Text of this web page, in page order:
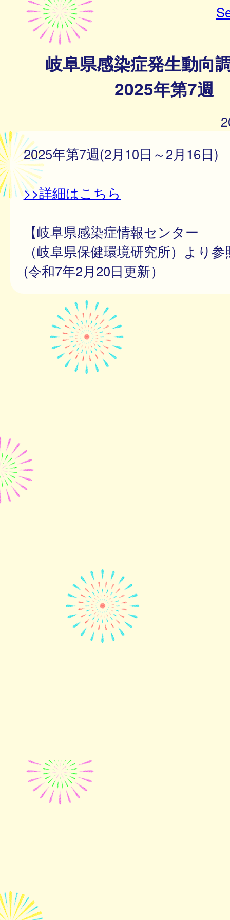
岐阜県感染症発生動向
2025年第7週
2025年第7週(2月10日～2月16日)
>>詳細はこちら
【岐阜県感染症情報センター
（岐阜県保健環境研究所）より参
(令和7年2月20日更新）